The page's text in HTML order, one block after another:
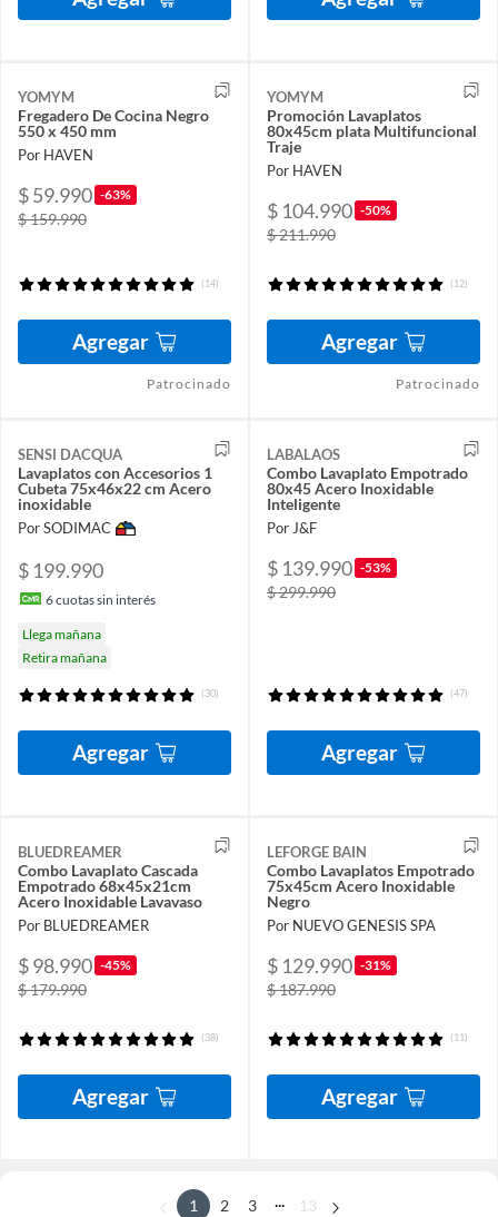
YOMYM
Fregadero De Cocina Negro
550 x 450 mm
Por HAVEN
$ 59.990 -63%
$ 159.990
(14)
Agregar
Patrocinado
YOMYM
Promoción Lavaplatos
80x45cm plata Multifuncional
Traje
Por HAVEN
$ 104.990 -50%
$ 211.990
(12)
Agregar
Patrocinado
SENSI DACQUA
Lavaplatos con Accesorios 1
Cubeta 75x46x22 cm Acero
inoxidable
Por SODIMAC
$ 199.990
6cuotas sin interés
Llega mañana
Retira mañana
(30)
Agregar
LABALAOS
Combo Lavaplato Empotrado
80x45 Acero Inoxidable
Inteligente
Por J&F
$ 139.990 -53%
$ 299.990
(47)
Agregar
BLUEDREAMER
Combo Lavaplato Cascada
Empotrado 68x45x21cm
Acero Inoxidable Lavavaso
Por BLUEDREAMER
$ 98.990 -45%
$ 179.990
(38)
Agregar
LEFORGE BAIN
Combo Lavaplatos Empotrado
75x45cm Acero Inoxidable
Negro
Por NUEVO GENESIS SPA
$ 129.990 -31%
$ 187.990
(11)
Agregar
1 2 3 ... 13